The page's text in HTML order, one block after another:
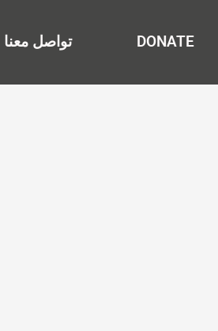
DONATE تواصل معنا